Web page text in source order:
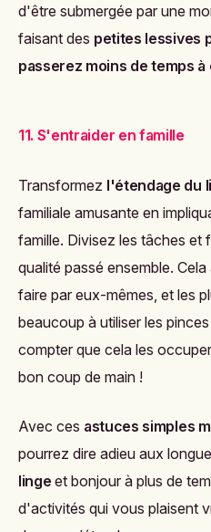
d'être submergée par une
faisant des petites lessives
passerez moins de temps
11. S'entraider en famille
Transformez l'étendage du
familiale amusante en
famille. Divisez les tâches et
qualité passé ensemble.
faire par eux-mêmes, et les
beaucoup à utiliser les
compter que cela les
bon coup de main !
Avec ces astuces simples
pourrez dire adieu aux
linge et bonjour à plus de
d'activités qui vous plaisent